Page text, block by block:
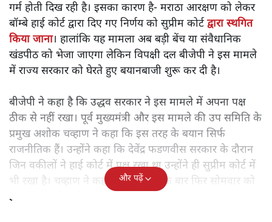
गर्म होती दिख रही है। इसका कारण है- मराठा आरक्षण को लेकर
बॉम्बे हाई कोर्ट द्वारा दिए गए निर्णय को सुप्रीम कोर्टद्वारा स्थगित
किया जाना। हालांकि यह मामला अब बड़ी बेंच या संवैधानिक
खंडपीठ को भेजा जाएगा लेकिन विपक्षी दल बीजेपी ने इस मामले
में राज्य सरकार को घेरते हुए बयानबाजी शुरू कर दी है।
बीजेपी ने कहा है कि उद्धव सरकार ने इस मामले में अपना पक्ष
ठीक से नहीं रखा। पूर्व मुख्यमंत्री और इस मामले की उप समिति के
प्रमुख अशोक चव्हाण ने कहा कि इस तरह के बयान सिर्फ
राजनीतिक हैं। उन्होंने कहा कि देवेंद्र फडणवीस सरकार के दौरान
जिन वकीलों ने हाई कोर्ट में पक्ष रखा था उन्होंने ही सुप्रीम कोर्ट में
भी रखा है। चव्हाण ने कहा कि सरकार एक बार फिर सोमवार को
इस मामले को सुप्रीम कोर्ट में ले जा रही है।
और पढ़ें